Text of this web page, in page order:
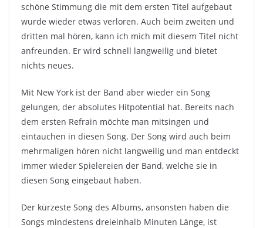
schöne Stimmung die mit dem ersten Titel aufgebaut
wurde wieder etwas verloren. Auch beim zweiten und
dritten mal hören, kann ich mich mit diesem Titel nicht
anfreunden. Er wird schnell langweilig und bietet
nichts neues.
Mit New York ist der Band aber wieder ein Song
gelungen, der absolutes Hitpotential hat. Bereits nach
dem ersten Refrain möchte man mitsingen und
eintauchen in diesen Song. Der Song wird auch beim
mehrmaligen hören nicht langweilig und man entdeckt
immer wieder Spielereien der Band, welche sie in
diesen Song eingebaut haben.
Der kürzeste Song des Albums, ansonsten haben die
Songs mindestens dreieinhalb Minuten Länge, ist